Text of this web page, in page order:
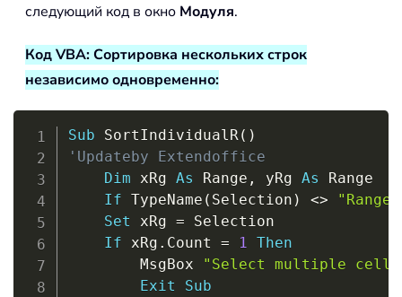
следующий код в окно Модуля.
Код VBA: Сортировка нескольких строк
независимо одновременно:
Sub SortIndividualR( )
'Updateby Extendoffice
Dim xRg As Range , yRg As Range
If TypeName ( Selection ) <>
"Range"
Set xRg = Selection
If xRg . Count = 1 Then
        MsgBox
"Select multiple
Exit
Sub